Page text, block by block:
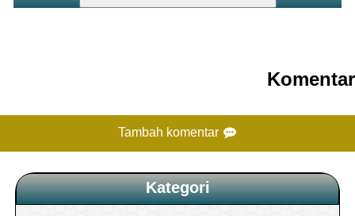
Komentar
Tambah komentar
Kategori